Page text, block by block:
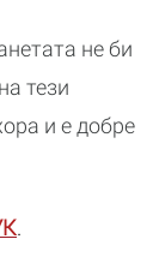
не би
тези
и е добре
.